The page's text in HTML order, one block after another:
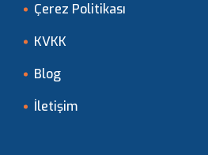
Çerez Politikası
KVKK
Blog
İletişim